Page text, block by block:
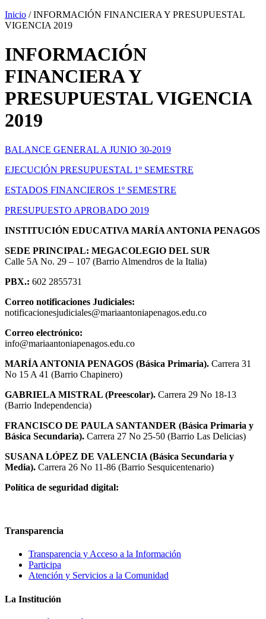
Inicio / INFORMACIÓN FINANCIERA Y PRESUPUESTAL
VIGENCIA 2019
INFORMACIÓN
FINANCIERA Y
PRESUPUESTAL VIGENCIA
2019
BALANCE GENERAL A JUNIO 30-2019
EJECUCIÓN PRESUPUESTAL 1º SEMESTRE
ESTADOS FINANCIEROS 1º SEMESTRE
PRESUPUESTO APROBADO 2019
INSTITUCIÓN EDUCATIVA MARÍA ANTONIA PENAGOS
SEDE PRINCIPAL: MEGACOLEGIO DEL SUR
Calle 5A No. 29 – 107 (Barrio Almendros de la Italia)
PBX.: 602 2855731
Correo notificaciones Judiciales:
notificacionesjudiciales@mariaantoniapenagos.edu.co
Correo electrónico:
info@mariaantoniapenagos.edu.co
MARÍA ANTONIA PENAGOS (Básica Primaria). Carrera 31
No 15 A 41 (Barrio Chapinero)
GABRIELA MISTRAL (Preescolar). Carrera 29 No 18-13
(Barrio Independencia)
FRANCISCO DE PAULA SANTANDER (Básica Primaria y
Básica Secundaria). Carrera 27 No 25-50 (Barrio Las Delicias)
SUSANA LÓPEZ DE VALENCIA (Básica Secundaria y
Media). Carrera 26 No 11-86 (Barrio Sesquicentenario)
Política de seguridad digital:
Transparencia
Transparencia y Acceso a la Información
Participa
Atención y Servicios a la Comunidad
La Institución